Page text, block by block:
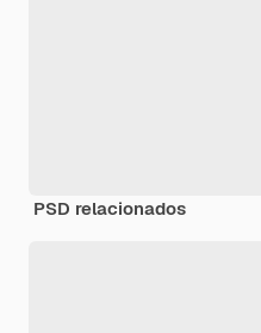
PSD relacionados